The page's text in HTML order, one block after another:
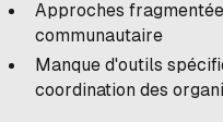
Approches
communautaire
Manque d'outils
coordination des